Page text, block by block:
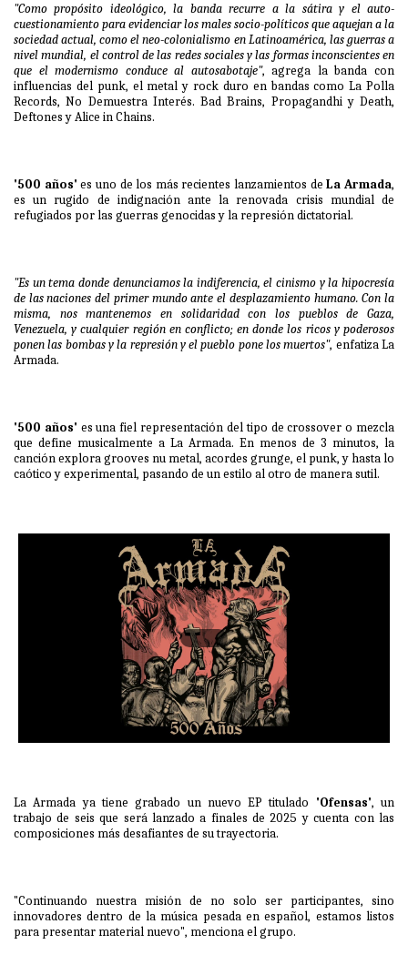
"Como propósito ideológico, la banda recurre a la sátira y el auto-
cuestionamiento para evidenciar los males socio-políticos que aquejan a la
sociedad actual, como el neo-colonialismo en Latinoamérica, las guerras a
nivel mundial, el control de las redes sociales y las formas inconscientes en
que el modernismo conduce al autosabotaje", agrega la banda con
influencias del punk, el metal y rock duro en bandas como La Polla
Records, No Demuestra Interés. Bad Brains, Propagandhi y Death,
Deftones y Alice in Chains.
'500 años'es uno de los más recientes lanzamientos deLa Armada,
es un rugido de indignación ante la renovada crisis mundial de
refugiados por las guerras genocidas y la represión dictatorial.
"Es un tema donde denunciamos la indiferencia, el cinismo y la hipocresía
de las naciones del primer mundo ante el desplazamiento humano. Con la
misma, nos mantenemos en solidaridad con los pueblos de Gaza,
Venezuela, y cualquier región en conflicto; en donde los ricos y poderosos
ponen las bombas y la represión y el pueblo pone los muertos", enfatiza La
Armada.
'500 años' es una fiel representación del tipo de crossover o mezcla
que define musicalmente a La Armada. En menos de 3 minutos, la
canción explora grooves nu metal, acordes grunge, el punk, y hasta lo
caótico y experimental, pasando de un estilo al otro de manera sutil.
La Armada ya tiene grabado un nuevo EP titulado 'Ofensas', un
trabajo de seis que será lanzado a finales de 2025 y cuenta con las
composiciones más desafiantes de su trayectoria.
"Continuando nuestra misión de no solo ser participantes, sino
innovadores dentro de la música pesada en español, estamos listos
para presentar material nuevo", menciona el grupo.